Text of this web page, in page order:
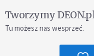
Tworzymy
Tu możesz nas wesprzeć.